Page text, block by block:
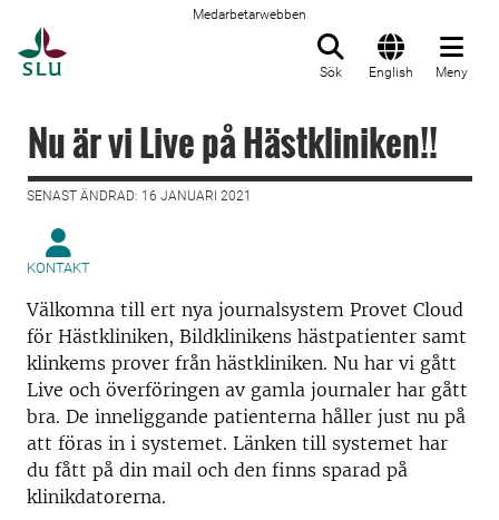
Medarbetarwebben
Sök English Meny
Nu är vi Live på Hästkliniken!!
SENAST ÄNDRAD: 16 JANUARI 2021
KONTAKT
Välkomna till ert nya journalsystem Provet Cloud
för Hästkliniken, Bildklinikens hästpatienter samt
klinkems prover från hästkliniken. Nu har vi gått
Live och överföringen av gamla journaler har gått
bra. De inneliggande patienterna håller just nu på
att föras in i systemet. Länken till systemet har
du fått på din mail och den finns sparad på
klinikdatorerna.